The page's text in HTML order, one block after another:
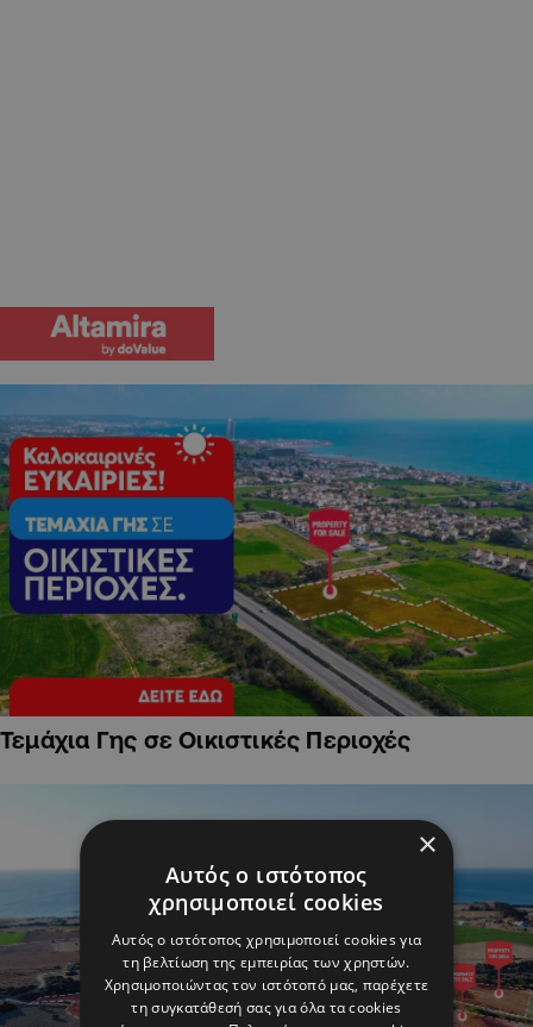
Τεμάχια Γης σε Οικιστικές Περιοχές
×
Αυτός ο ιστότοπος
χρησιμοποιεί cookies
Αυτός ο ιστότοπος χρησιμοποιεί cookies για
τη βελτίωση της εμπειρίας των χρηστών.
Χρησιμοποιώντας τον ιστότοπό μας, παρέχετε
τη συγκατάθεσή σας για όλα τα cookies